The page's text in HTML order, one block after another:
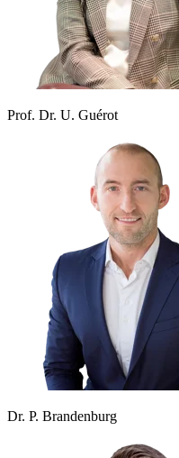
Prof. Dr. U. Guérot
Dr. P. Brandenburg